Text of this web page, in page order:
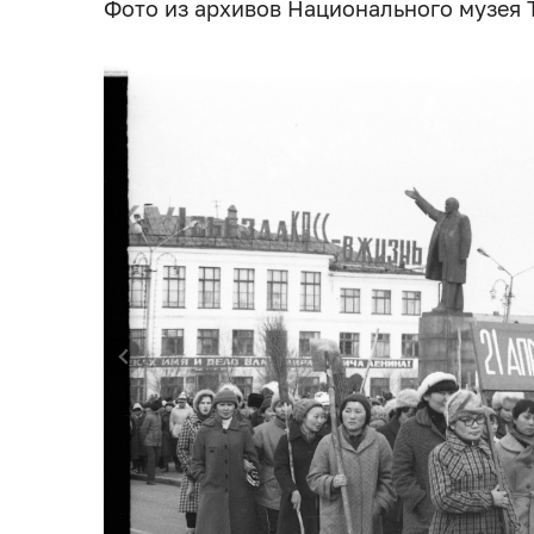
Фото из архивов Национального музея